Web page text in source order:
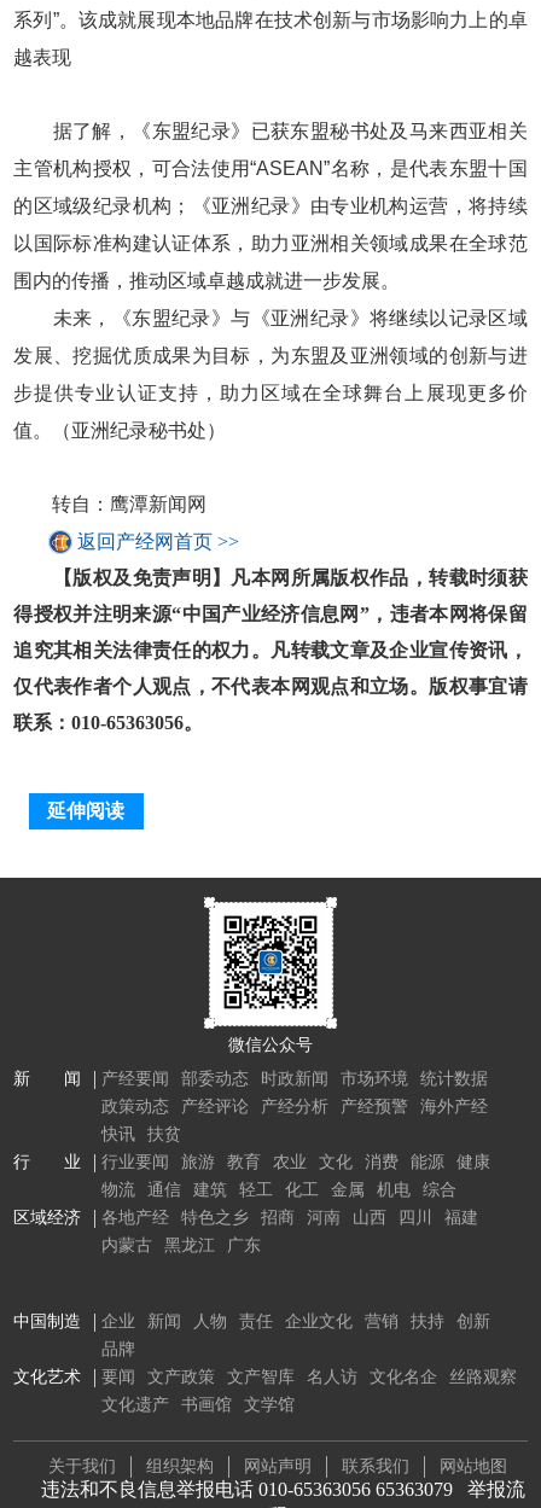
系列”。该成就展现本地品牌在技术创新与市场影响力上的卓
越表现
据了解，《东盟纪录》已获东盟秘书处及马来西亚相关
主管机构授权，可合法使用“ASEAN”名称，是代表东盟十国
的区域级纪录机构；《亚洲纪录》由专业机构运营，将持续
以国际标准构建认证体系，助力亚洲相关领域成果在全球范
围内的传播，推动区域卓越成就进一步发展。
未来，《东盟纪录》与《亚洲纪录》将继续以记录区域
发展、挖掘优质成果为目标，为东盟及亚洲领域的创新与进
步提供专业认证支持，助力区域在全球舞台上展现更多价
值。（亚洲纪录秘书处）
转自：鹰潭新闻网
返回产经网首页 >>
【版权及免责声明】凡本网所属版权作品，转载时须获
得授权并注明来源“中国产业经济信息网”，违者本网将保留
追究其相关法律责任的权力。凡转载文章及企业宣传资讯，
仅代表作者个人观点，不代表本网观点和立场。版权事宜请
联系：010-65363056。
延伸阅读
微信公众号
新 闻
产经要闻 部委动态 时政新闻 市场环境
统计数据
政策动态
产经评论 产经分析 产经预警
海外产经
快讯
扶贫
行 业
行业要闻 旅游 教育 农业 文化 消费 能源
健康
物流
通信 建筑 轻工 化工 金属 机电
综合
区域经济
各地产经 特色之乡 招商 河南 山西 四川
福建
内蒙古
黑龙江 广东
中国制造 企业 新闻 人物 责任 企业文化 营销 扶持
创新
品牌
文化艺术
要闻 文产政策 文产智库 名人访 文化名企
丝路观察
文化遗产
书画馆 文学馆
关于我们 组织架构 网站声明 联系我们 网站地图
违法和不良信息举报电话 010-65363056 65363079 举报流